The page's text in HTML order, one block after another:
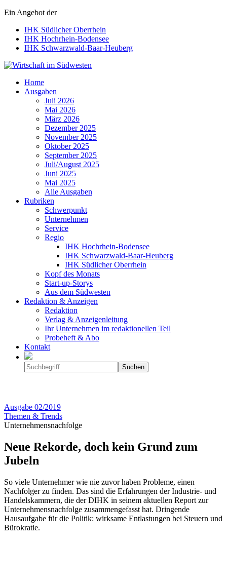
Ein Angebot der
IHK Südlicher Oberrhein
IHK Hochrhein-Bodensee
IHK Schwarzwald-Baar-Heuberg
Wirtschaft im Südwesten
Home
Ausgaben
Juli 2026
Mai 2026
März 2026
Dezember 2025
November 2025
Oktober 2025
September 2025
Juli/August 2025
Juni 2025
Mai 2025
Alle Ausgaben
Rubriken
Schwerpunkt
Unternehmen
Service
Regio
IHK Hochrhein-Bodensee
IHK Schwarzwald-Baar-Heuberg
IHK Südlicher Oberrhein
Kopf des Monats
Start-up-Storys
Aus dem Südwesten
Redaktion & Anzeigen
Redaktion
Verlag & Anzeigenleitung
Ihr Unternehmen im redaktionellen Teil
Probeheft & Abo
Kontakt
Ausgabe 02/2019
Themen & Trends
Unternehmensnachfolge
Neue Rekorde, doch kein Grund zum
Jubeln
So viele Unternehmer wie nie zuvor haben Probleme, einen
Nachfolger zu finden. Das sind die Erfahrungen der Industrie- und
Handelskammern, die der DIHK in seinem aktuellen Report zur
Unternehmensnachfolge zusammengefasst hat. Dringende
Hausaufgabe für die Politik: wirksame Entlastungen bei Steuern und
Bürokratie.